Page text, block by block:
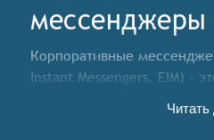
Корпоративные
Instant Messengers, EIM) –
сотрудникам организации